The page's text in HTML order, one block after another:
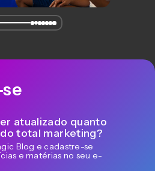
atualizado quanto
total marketing?
Blog e cadastre-se
e matérias no seu e-